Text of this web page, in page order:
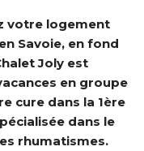
votre logement
Savoie, en fond
Joly est
en groupe
cure dans la 1ère
dans le
rhumatismes.